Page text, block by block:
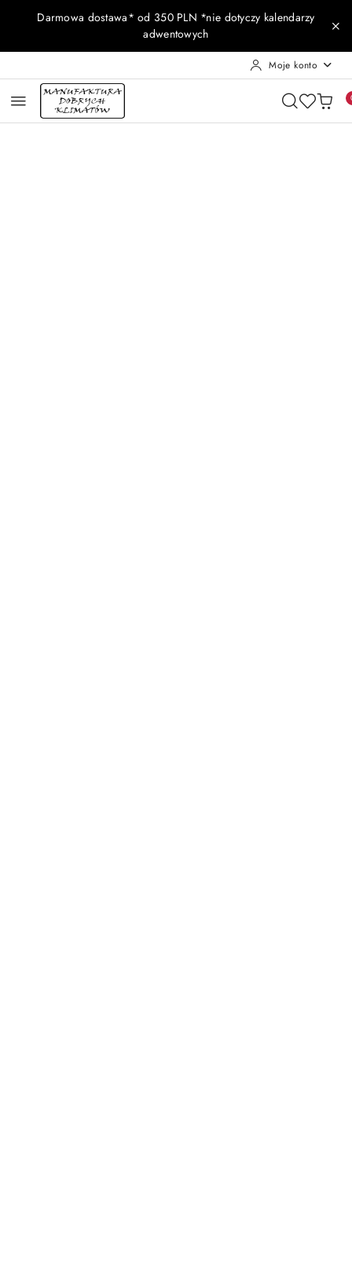
Przejdź do treści głównej
Przejdź do wyszukiwarki
Przejdź do moje konto
Przejdź do menu głównego
Przejdź do opisu produktu
Przejdź do stopki
Darmowa dostawa* od 350 PLN *nie dotyczy kalendarzy
adwentowych
Moje konto